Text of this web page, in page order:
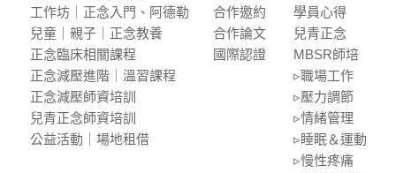
⼯作坊｜正念入門、阿德勒
兒童｜親⼦｜正念教養
正念臨床相關課程
正念減壓進階｜溫習課程
正念減壓師資培訓
兒青正念師資培訓
公益活動｜場地租借
合作邀約
合作論⽂
國際認證
學員⼼得
兒青正念
MBSR師培
▹職場⼯作
▹壓⼒調節
▹情緒管理
▹睡眠＆運動
▹慢性疼痛